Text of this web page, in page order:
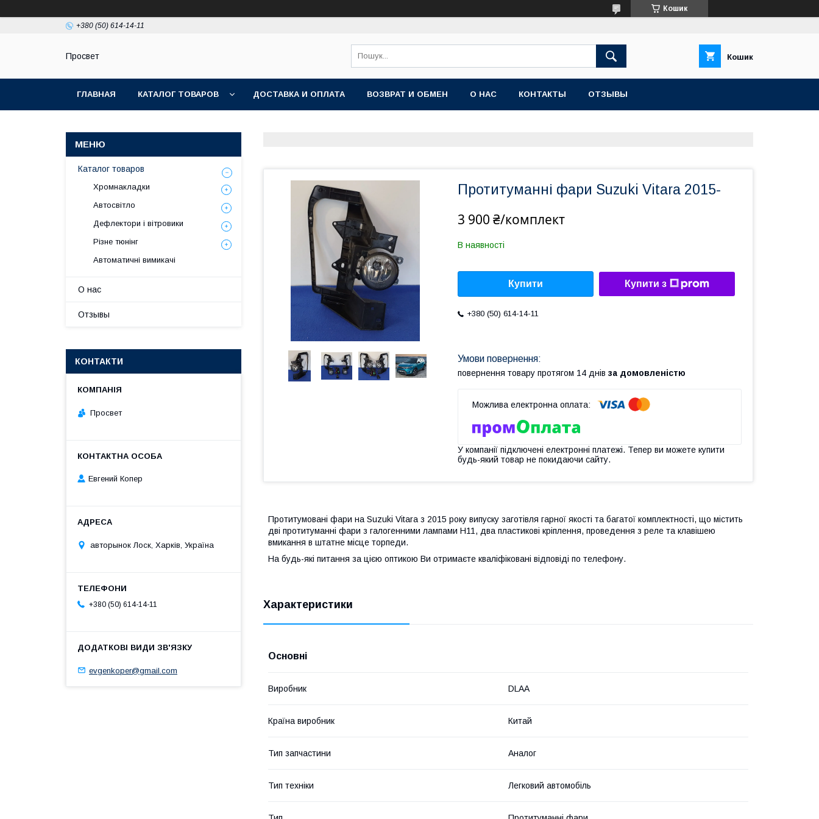
Кошик
+380 (50) 614-14-11
Просвет Кошик
ГЛАВНАЯ КАТАЛОГ ТОВАРОВ ДОСТАВКА И ОПЛАТА ВОЗВРАТ И ОБМЕН О НАС КОНТАКТЫ ОТЗЫВЫ
Протитуманні фари Suzuki Vitara 2015-
3 900 ₴/комплект
В наявності
Купити Купити з
+380 (50) 614-14-11
повернення товару протягом 14 днів за домовленістю
У компанії підключені електронні платежі. Тепер ви можете купити
будь-який товар не покидаючи сайту.
Протитумовані фари на Suzuki Vitara з 2015 року випуску заготівля гарної якості та багатої комплектності, що містить
дві протитуманні фари з галогенними лампами Н11, два пластикові кріплення, проведення з реле та клавішею
вмикання в штатне місце торпеди.
На будь-які питання за цією оптикою Ви отримаєте кваліфіковані відповіді по телефону.
Характеристики
Основні
Виробник DLAA
Країна виробник Китай
Тип запчастини Аналог
Тип техніки Легковий автомобіль
Каталог товаров
Хромнакладки
Автосвітло
Дефлектори і вітровики
Різне тюнінг
Автоматичні вимикачі
О нас
Отзывы
КОНТАКТИ
Просвет
Евгений Копер
авторынок Лоск, Харків, Україна
+380 (50) 614-14-11
evgenkoper@gmail.com